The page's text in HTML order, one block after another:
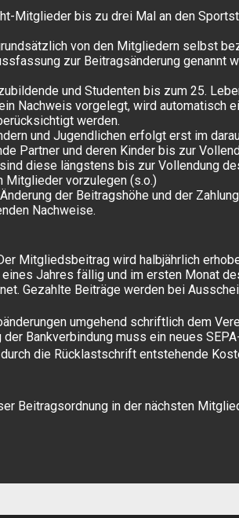
Mitglieder bis zu drei Mal an den
von den Mitgliedern selbst
zur Beitragsänderung
und Studenten bis zum 25.
Nachweis vorgelegt, wird automatisch
werden.
und Jugendlichen erfolgt erst im
Partner und deren Kinder bis zur
diese längstens bis zur Vollendung
Mitglieder vorzulegen (s.o.)
der Beitragshöhe und der
Nachweise.
Mitgliedsbeitrag wird halbjährlich
Jahres fällig und im ersten Monat
Gezahlte Beiträge werden bei
umgehend schriftlich dem
Bankverbindung muss ein neues
die Rücklastschrift entstehende
Beitragsordnung in der nächsten